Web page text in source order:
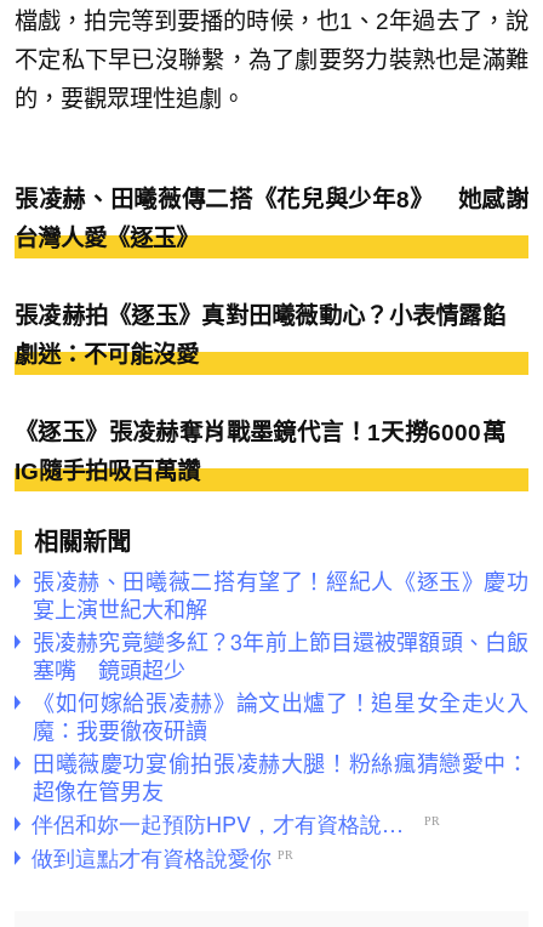
檔戲，拍完等到要播的時候，也1、2年過去了，說
不定私下早已沒聯繫，為了劇要努力裝熟也是滿難
的，要觀眾理性追劇。
張凌赫、田曦薇傳二搭《花兒與少年8》 她感謝
台灣人愛《逐玉》
張凌赫拍《逐玉》真對田曦薇動心？小表情露餡
劇迷：不可能沒愛
《逐玉》張凌赫奪肖戰墨鏡代言！1天撈6000萬
IG隨手拍吸百萬讚
相關新聞
張凌赫、田曦薇二搭有望了！經紀人《逐玉》慶功
宴上演世紀大和解
張凌赫究竟變多紅？3年前上節目還被彈額頭、白飯
塞嘴 鏡頭超少
《如何嫁給張凌赫》論文出爐了！追星女全走火入
魔：我要徹夜研讀
田曦薇慶功宴偷拍張凌赫大腿！粉絲瘋猜戀愛中：
超像在管男友